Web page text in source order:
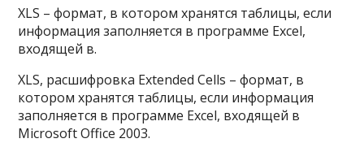
XLS – формат, в котором хранятся таблицы, если
информация заполняется в программе Excel,
входящей в.
XLS, расшифровка Extended Cells – формат, в
котором хранятся таблицы, если информация
заполняется в программе Excel, входящей в
Microsoft Office 2003.